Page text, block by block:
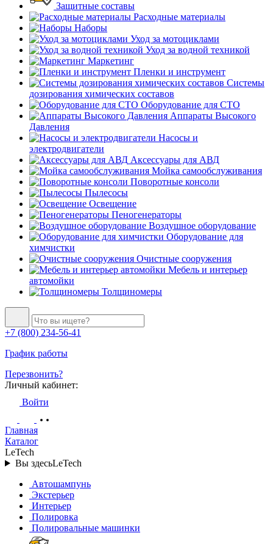
Защитные составы
Расходные материалы
Наборы
Уход за мотоциклами
Уход за водной техникой
Маркетинг
Пленки и инструмент
Системы
дозирования химических составов
Оборудование для СТО
Аппараты Высокого
Давления
Насосы и
электродвигатели
Аксессуары для АВД
Мойка самообслуживания
Поворотные консоли
Пылесосы
Освещение
Пеногенераторы
Воздушное оборудование
Оборудование для
химчистки
Очистные сооружения
Мебель и интерьер
автомойки
Толщиномеры
+7 (800) 234-56-41
График работы
Перезвонить?
Личный кабинет:
Войти
Главная
Каталог
LeTech
Вы здесьLeTech
Автошампунь
Экстерьер
Интерьер
Полировка
Полировальные машинки